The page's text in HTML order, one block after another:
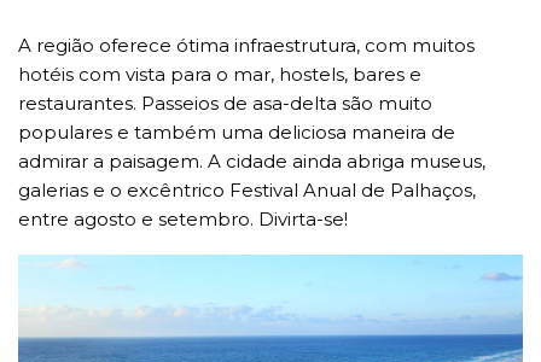
A região oferece ótima infraestrutura, com muitos
hotéis com vista para o mar, hostels, bares e
restaurantes. Passeios de asa-delta são muito
populares e também uma deliciosa maneira de
admirar a paisagem. A cidade ainda abriga museus,
galerias e o excêntrico Festival Anual de Palhaços,
entre agosto e setembro. Divirta-se!